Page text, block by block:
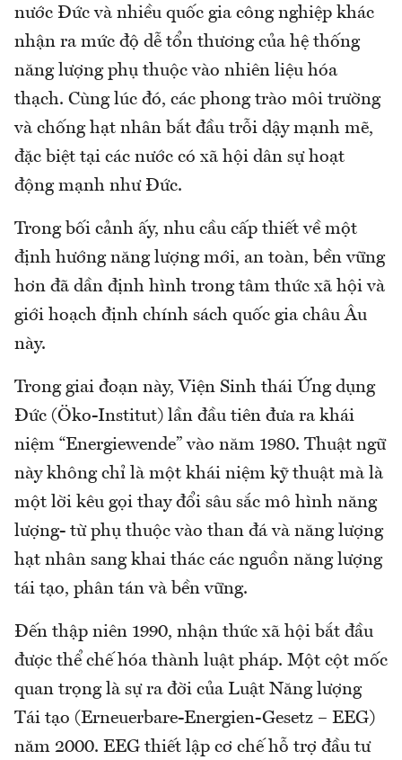
nước Đức và nhiều quốc gia công nghiệp khác
nhận ra mức độ dễ tổn thương của hệ thống
năng lượng phụ thuộc vào nhiên liệu hóa
thạch. Cùng lúc đó, các phong trào môi trường
và chống hạt nhân bắt đầu trỗi dậy mạnh mẽ,
đặc biệt tại các nước có xã hội dân sự hoạt
động mạnh như Đức.
Trong bối cảnh ấy, nhu cầu cấp thiết về một
định hướng năng lượng mới, an toàn, bền vững
hơn đã dần định hình trong tâm thức xã hội và
giới hoạch định chính sách quốc gia châu Âu
này.
Trong giai đoạn này, Viện Sinh thái Ứng dụng
Đức (Öko-Institut) lần đầu tiên đưa ra khái
niệm “Energiewende” vào năm 1980. Thuật ngữ
này không chỉ là một khái niệm kỹ thuật mà là
một lời kêu gọi thay đổi sâu sắc mô hình năng
lượng- từ phụ thuộc vào than đá và năng lượng
hạt nhân sang khai thác các nguồn năng lượng
tái tạo, phân tán và bền vững.
Đến thập niên 1990, nhận thức xã hội bắt đầu
được thể chế hóa thành luật pháp. Một cột mốc
quan trọng là sự ra đời của Luật Năng lượng
Tái tạo (Erneuerbare-Energien-Gesetz – EEG)
năm 2000. EEG thiết lập cơ chế hỗ trợ đầu tư